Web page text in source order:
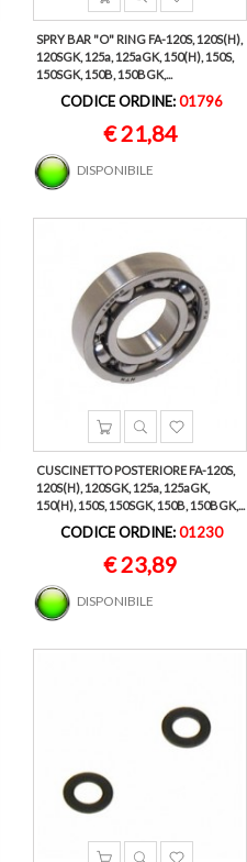
SPRY BAR "O" RING FA-120S, 120S(H),
120SGK, 125a, 125aGK, 150(H), 150S,
150SGK, 150B, 150BGK,...
CODICE ORDINE:01796
€ 21,84
DISPONIBILE
CUSCINETTO POSTERIORE FA-120S,
120S(H), 120SGK, 125a, 125aGK,
150(H), 150S, 150SGK, 150B, 150BGK,...
CODICE ORDINE:01230
€ 23,89
DISPONIBILE